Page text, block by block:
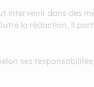
intervenir dans des
la rédaction, il
ses